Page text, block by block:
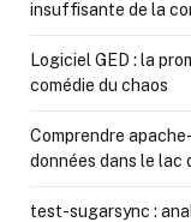
insuffisante de la
Logiciel GED : la
comédie du chaos
Comprendre
données dans le lac
test-sugarsync :